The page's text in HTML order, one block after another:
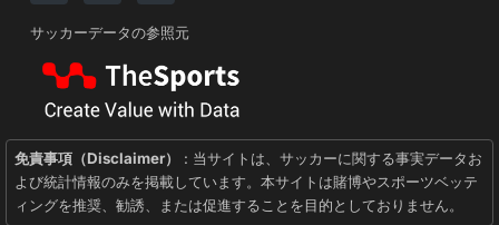
サッカーデータの参照元
免責事項（Disclaimer）
: 当サイトは、サッカーに関する事実データお
よび統計情報のみを掲載しています。本サイトは賭博やスポーツベッテ
ィングを推奨、勧誘、または促進することを目的としておりません。